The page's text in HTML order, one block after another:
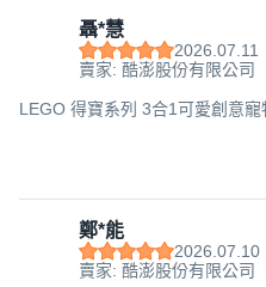
聶*慧
2026.07.11
賣家: 酷澎股份有限公司
LEGO 得寶系列 3合1可愛創意
鄭*能
2026.07.10
賣家: 酷澎股份有限公司